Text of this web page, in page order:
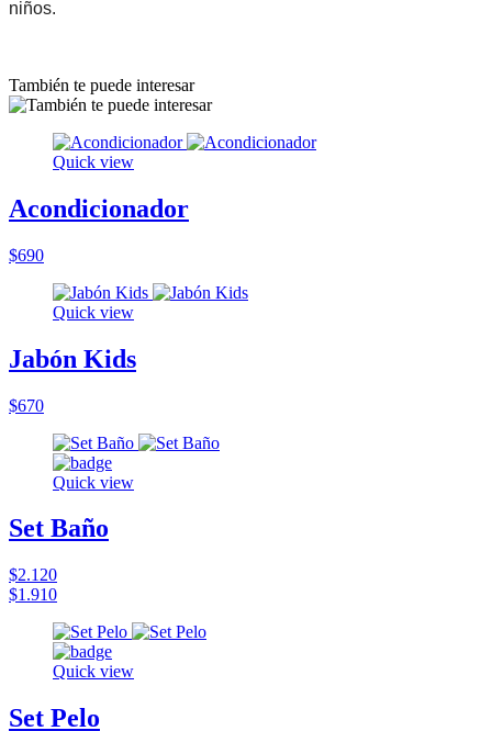
niños.
También te puede interesar
Quick view
Acondicionador
$690
Quick view
Jabón Kids
$670
Quick view
Set Baño
$2.120
$1.910
Quick view
Set Pelo